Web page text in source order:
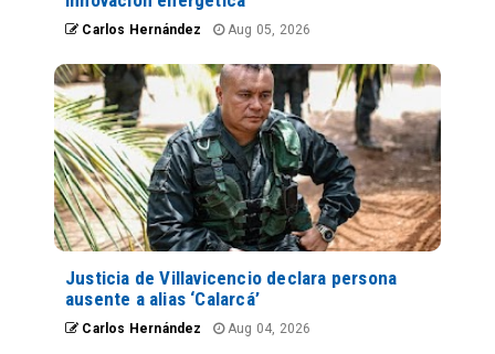
Carlos Hernández Aug 05, 2026
Justicia de Villavicencio declara persona
ausente a alias ‘Calarcá’
Carlos Hernández Aug 04, 2026